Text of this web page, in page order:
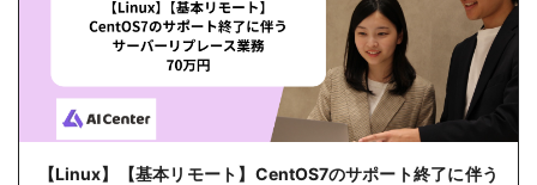
【Linux】【基本リモート】CentOS7のサポート終了に伴う